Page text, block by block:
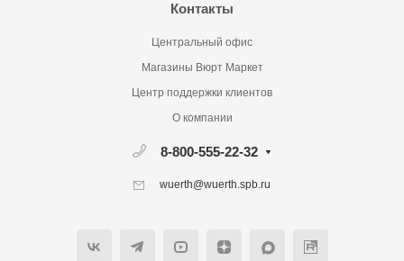
Контакты
Центральный офис
Магазины Вюрт Маркет
Центр поддержки клиентов
О компании
8-800-555-22-32
wuerth@wuerth.spb.ru